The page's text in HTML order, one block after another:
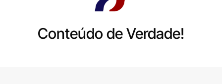
Conteúdo de Verdade!